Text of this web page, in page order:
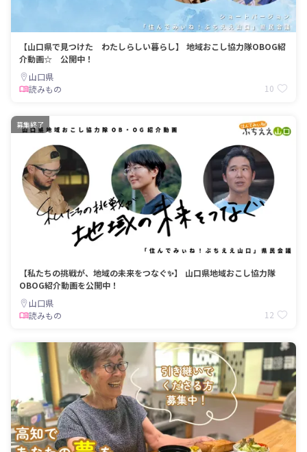
【山口県で見つけた わたしらしい暮らし】 地域おこし協力隊OBOG紹
介動画☆ 公開中！
山口県
読みもの
10
募集終了
【私たちの挑戦が、地域の未来をつなぐ✨】 山口県地域おこし協力隊
OBOG紹介動画を公開中！
山口県
読みもの
12